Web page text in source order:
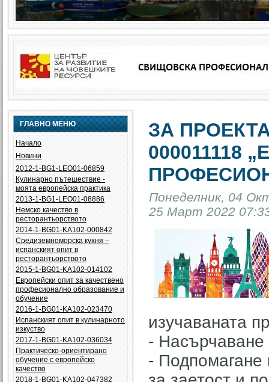
ГЛАВНО МЕНЮ
Начало
Новини
2012-1-BG1-LEO01-06859
Кулинарно пътешествие -
моята европейска практика
2013-1-BG1-LEO01-08886
Немско качество в
ресторантьорството
2014-1-BG01-KA102-000842
Средиземноморска кухня –
испанският опит в
ресторантьорството
2015-1-BG01-KA102-014102
Европейски опит за качествено
професионално образование и
обучение
2016-1-BG01-KA102-023470
Испанският опит в кулинарното
изкуство
2017-1-BG01-KA102-036034
Практическо-ориентирано
обучение с европейско
качество
2018-1-BG01-KA102-047382
ЗА ПРОЕКТА
000011118
Понеделник, 04
25 Март 2022
изучаваната
- Насърчаване
- Подпомагане